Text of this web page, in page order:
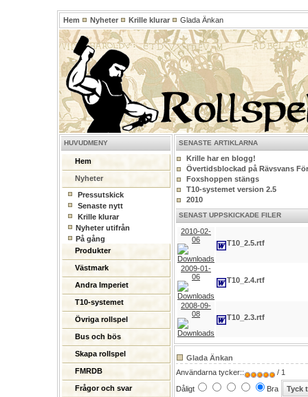
Hem Nyheter Krille klurar Glada Änkan
HUVUDMENY
Hem
Nyheter
Pressutskick
Senaste nytt
Krille klurar
Nyheter utifrån
På gång
Produkter
Västmark
Andra Imperiet
T10-systemet
Övriga rollspel
Bus och bös
Skapa rollspel
FMRDB
Frågor och svar
SENASTE ARTIKLARNA
Krille har en blogg!
Övertidsblockad på Rävsvans
Foxshoppen stängs
T10-systemet version 2.5
2010
SENAST UPPSKICKADE FILER
2010-02-
06
T10_2.5.rtf
2009-01-
06
T10_2.4.rtf
2008-09-
08
T10_2.3.rtf
Glada Änkan
Användarna tycker::
/ 1
Dåligt
Bra